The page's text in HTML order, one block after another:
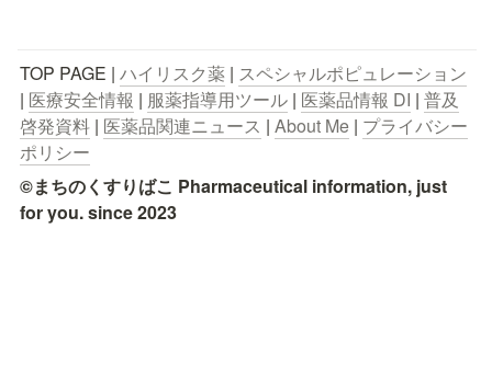
TOP PAGE | ハイリスク薬 | スペシャルポピュレーション
| 医療安全情報 | 服薬指導用ツール | 医薬品情報 DI | 普及
啓発資料 | 医薬品関連ニュース | About Me | プライバシー
ポリシー
©まちのくすりばこ Pharmaceutical information, just
for you. since 2023